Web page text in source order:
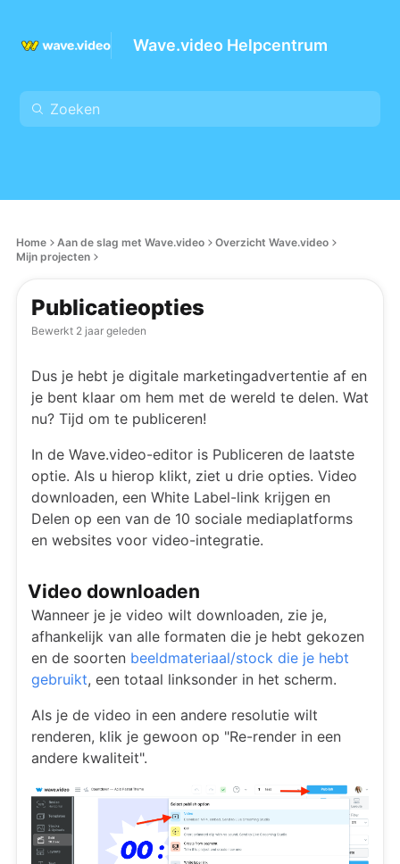
Wave.video Helpcentrum
Home Aan de slag met Wave.video
Overzicht Wave.video
Mijn projecten
Publicatieopties
Bewerkt 2 jaar geleden
Dus je hebt je digitale marketingadvertentie af en
je bent klaar om hem met de wereld te delen. Wat
nu? Tijd om te publiceren!
In de Wave.video-editor is Publiceren de laatste
optie. Als u hierop klikt, ziet u drie opties. Video
downloaden, een White Label-link krijgen en
Delen op een van de 10 sociale mediaplatforms
en websites voor video-integratie.
Video downloaden
Wanneer je je video wilt downloaden, zie je,
afhankelijk van alle formaten die je hebt gekozen
en de soorten beeldmateriaal/stock die je hebt
gebruikt, een totaal linksonder in het scherm.
Als je de video in een andere resolutie wilt
renderen, klik je gewoon op "Re-render in een
andere kwaliteit".